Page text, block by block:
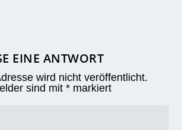
EINE ANTWORT
wird nicht veröffentlicht.
sind mit* markiert